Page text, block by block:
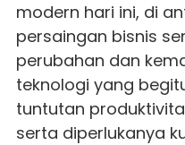
modern hari ini, di
persaingan bisnis
perubahan dan
teknologi yang
tuntutan
serta diperlukanya